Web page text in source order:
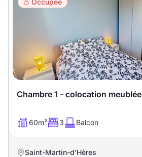
Occupée
Chambre 1 - colocation meublée
60m² 3 Balcon
Saint-Martin-d'Hères